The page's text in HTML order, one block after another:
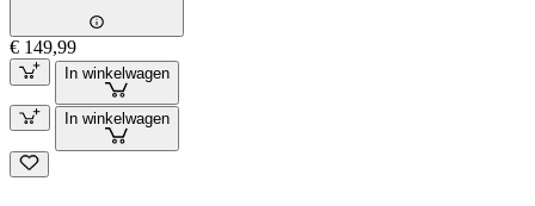
€ 149,99
In winkelwagen
In winkelwagen